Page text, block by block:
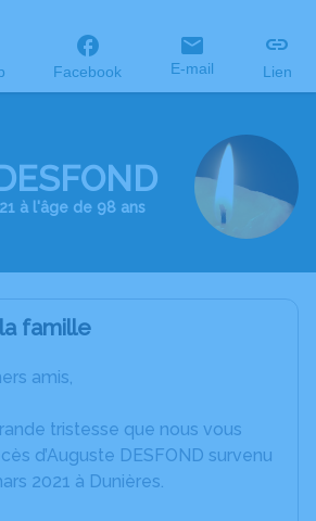
Facebook E-mail Lien
à l'âge de 98 ans
famille
amis,
tristesse que nous vous
d’Auguste DESFOND survenu
2021 à Dunières.